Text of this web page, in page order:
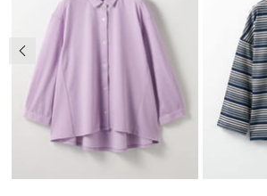
前の画像